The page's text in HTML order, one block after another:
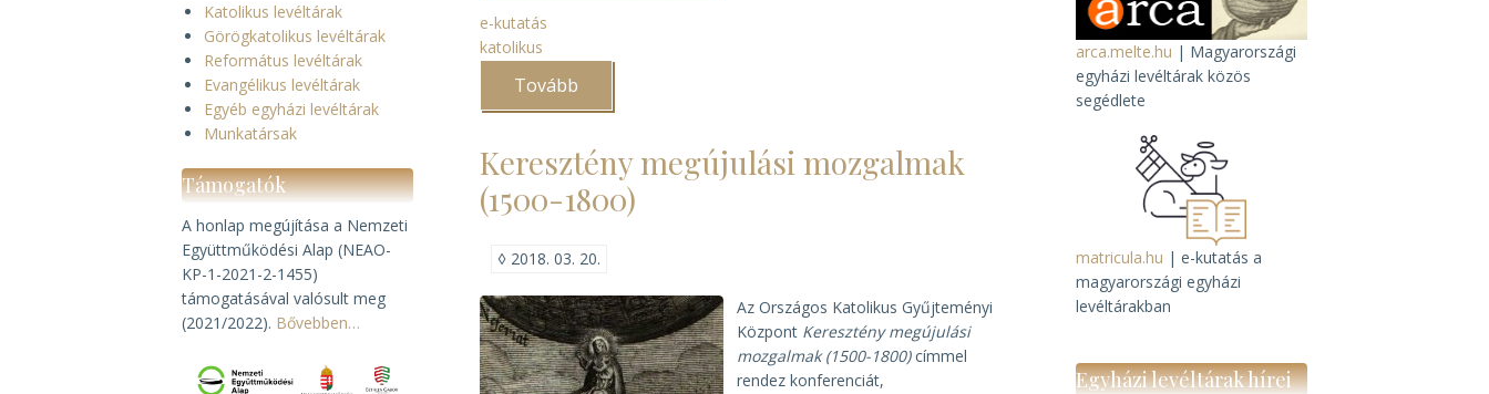
Katolikus levéltárak
Görögkatolikus levéltárak
Református levéltárak
Evangélikus levéltárak
Egyéb egyházi levéltárak
Munkatársak
Támogatók
A honlap megújítása a Nemzeti
Együttműködési Alap (NEAO-
KP-1-2021-2-1455)
támogatásával valósult meg
(2021/2022). Bővebben…
e-kutatás
katolikus
Tovább
e-
a
Pécsi
Egyházmegyében)
Keresztény megújulási mozgalmak
(1500-1800)
◊ 2018. 03. 20.
Az Országos Katolikus Gyűjteményi
Központ Keresztény megújulási
mozgalmak (1500-1800)címmel
rendez konferenciát,
arca.melte.hu | Magyarországi
egyházi levéltárak közös
segédlete
matricula.hu | e-kutatás a
magyarországi egyházi
levéltárakban
Egyházi levéltárak hírei